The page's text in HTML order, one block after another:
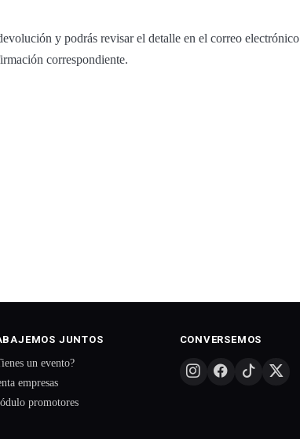
y podrás revisar el detalle en el correo electrónico
correspondiente.
JUNTOS
un evento?
empresas
promotores
CONVERSEMOS